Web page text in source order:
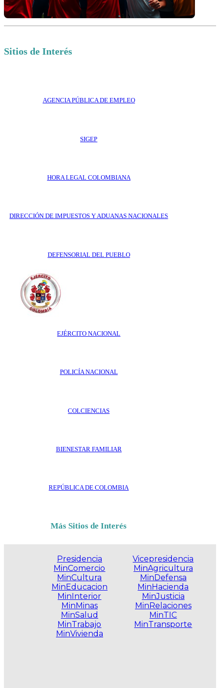
Sitios de Interés
AGENCIA PÚBLICA DE EMPLEO
SIGEP
HORA LEGAL COLOMBIANA
DIRECCIÓN DE IMPUESTOS Y ADUANAS NACIONALES
DEFENSORIAL DEL PUEBLO
EJÉRCITO NACIONAL
POLICÍA NACIONAL
COLCIENCIAS
BIENESTAR FAMILIAR
REPÚBLICA DE COLOMBIA
Más Sitios de Interés
Presidencia
MinComercio
MinCultura
MinEducacion
MinInterior
MinMinas
MinSalud
MinTrabajo
MinVivienda
Vicepresidencia
MinAgricultura
MinDefensa
MinHacienda
MinJusticia
MinRelaciones
MinTIC
MinTransporte